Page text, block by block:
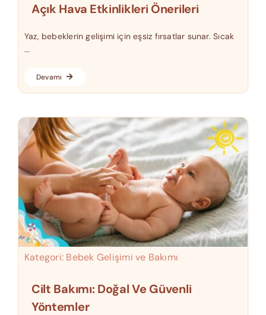
Açık Hava Etkinlikleri Önerileri
Yaz, bebeklerin gelişimi için eşsiz fırsatlar sunar. Sıcak
...
Devamı
Kategori: Bebek Gelişimi ve Bakımı
Cilt Bakımı: Doğal Ve Güvenli
Yöntemler